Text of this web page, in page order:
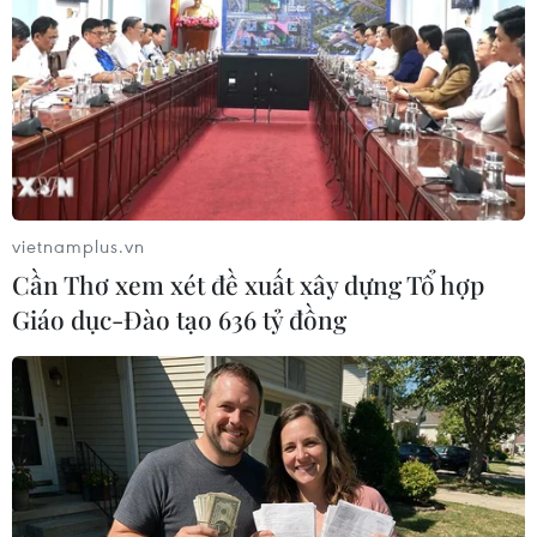
06/08/2026 04:12
Futsal Việt Nam bất bại sau trận hòa
khó tin trước chủ nhà Thái Lan
06/08/2026 02:38
Toàn cảnh ASEAN Cup: Thái
Lan "thắng như chẻ tre", thách thức
tuyển Việt Nam
05/08/2026 07:15
Nhận định Philippines vs
Thái Lan: Madam Pang treo thưởng
vietnamplus.vn
Cần Thơ xem xét đề xuất xây dựng Tổ hợp
Giáo dục-Đào tạo 636 tỷ đồng